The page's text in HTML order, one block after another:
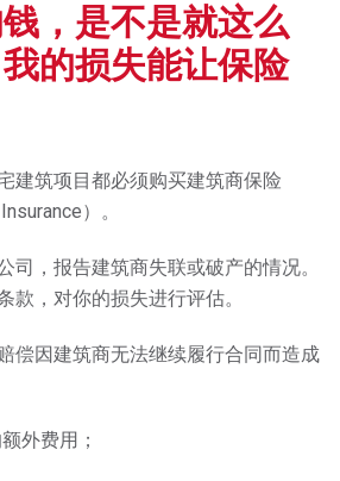
，是不是就这么
的损失能让保险
建筑项目都必须购买建筑商保险
）。
司，报告建筑商失联或破产的情况。
款，对你的损失进行评估。
偿因建筑商无法继续履行合同而造成
外费用；